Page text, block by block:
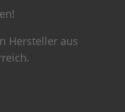
Hersteller aus